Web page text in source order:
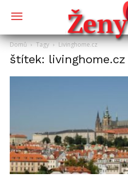
Domů Tagy Livinghome.cz
štítek: livinghome.cz